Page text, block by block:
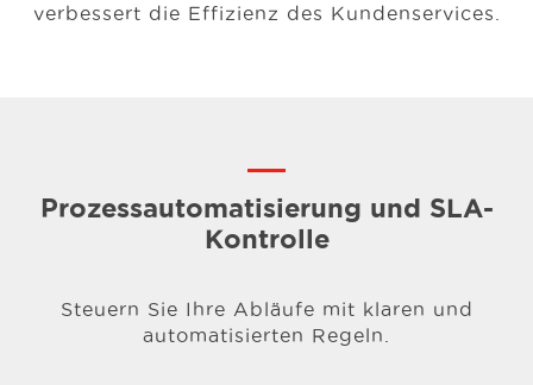
verbessert die Effizienz des Kundenservices.
Prozessautomatisierung und SLA-
Kontrolle
Steuern Sie Ihre Abläufe mit klaren und
automatisierten Regeln.